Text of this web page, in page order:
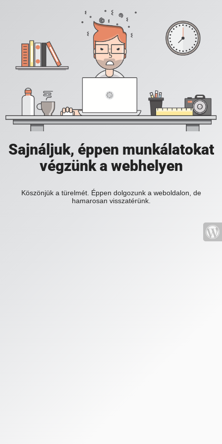
Sajnáljuk, éppen munkálatokat
végzünk a webhelyen
Köszönjük a türelmét. Éppen dolgozunk a weboldalon, de
hamarosan visszatérünk.